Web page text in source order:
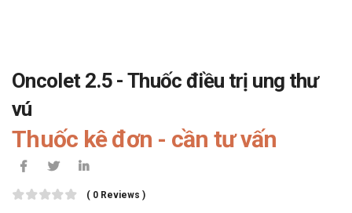
Oncolet 2.5 - Thuốc điều trị ung thư
vú
Thuốc kê đơn - cần tư vấn
( 0 Reviews )